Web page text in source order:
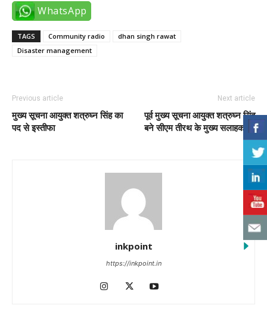
WhatsApp
TAGS Community radio
dhan singh rawat
Disaster management
Previous article
मुख्य सूचना आयुक्त शत्रुघ्न सिंह का
पद से इस्तीफा
Next article
पूर्व मुख्य सूचना आयुक्त शत्रुघ्न सिंह
बने सीएम तीरथ के मुख्य सलाहकार ,
inkpoint
https://inkpoint.in